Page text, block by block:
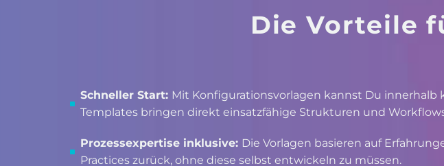
Die Vorteile
Schneller Start: Mit Konfigurationsvorlagen kannst Du
Templates bringen direkt einsatzfähige Strukturen und
Prozessexpertise inklusive: Die Vorlagen basieren auf
Practices zurück, ohne diese selbst entwickeln zu müssen.